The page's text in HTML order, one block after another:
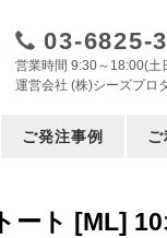
03-6825-
営業時間 9:30～18:00(土
運営会社 (株)シーズプロ
ご発注事例
ート [ML]